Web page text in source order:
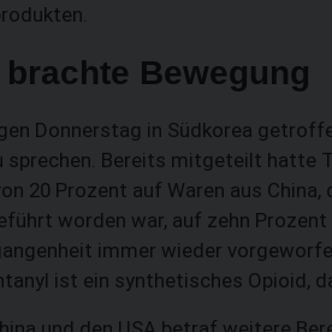
Bewegung
Donnerstag in Südkorea
Bereits mitgeteilt hatte
20 Prozent auf Waren aus
worden war, auf zehn
immer wieder
ist ein synthetisches Opioid,